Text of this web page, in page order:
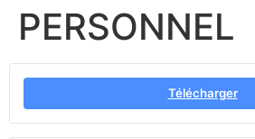
PERSONNEL
Télécharger